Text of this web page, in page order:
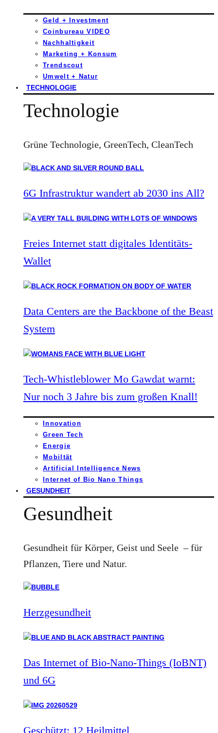
Geld + Investment
Coinbureau VIDEO
Nachhaltigkeit
Marketing + Konsum
Trendscout
Umwelt + Natur
TECHNOLOGIE
Technologie
Grüne Technologie, GreenTech, CleanTech
6G Infrastruktur wandert ab 2030 ins All?
Freies Internet statt digitales Identitäts-
Wallet
Data Centers are the Backbone of the Beast
System
Tech-Whistleblower Mo Gawdat warnt:
Nur noch 3 Jahre bis zum großen Knall!
Innovation
Green Tech
Energie
Mobiltät
Artificial Intelligence News
Internet of Bio Nano Things
GESUNDHEIT
Gesundheit
Gesundheit für Körper, Geist und Seele – für
Pflanzen, Tiere und Natur.
Herzgesundheit
Das Internet of Bio-Nano-Things (IoBNT)
und 6G
Geschützt: 12 Heilmittel